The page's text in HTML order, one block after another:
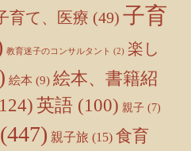
育て、医療 (49) 子育
教育迷子のコンサルタント (2) 楽し
絵本 (9) 絵本、書籍紹
英語 (100) 親子 (7)
(447) 親子旅 (15) 食育